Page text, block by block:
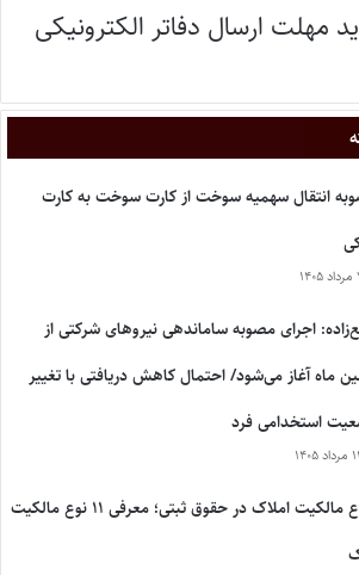
مهلت ارسال دفاتر الکترونیکی
انتقال سهمیه سوخت از کارت سوخت به کارت
اجرای مصوبه ساماندهی نیروهای شرکتی از
ماه آغاز می‌شود/ احتمال کاهش دریافتی با تغییر
استخدامی فرد
انواع مالکیت املاک در حقوق ثبتی؛ معرفی ۱۱ نوع مالکیت